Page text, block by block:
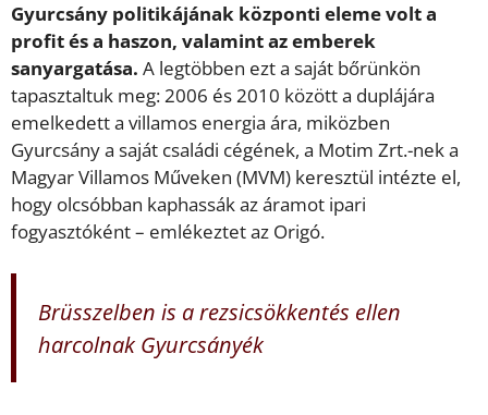
Gyurcsány politikájának központi eleme volt a
profit és a haszon, valamint az emberek
sanyargatása. A legtöbben ezt a saját bőrünkön
tapasztaltuk meg: 2006 és 2010 között a duplájára
emelkedett a villamos energia ára, miközben
Gyurcsány a saját családi cégének, a Motim Zrt.-nek a
Magyar Villamos Műveken (MVM) keresztül intézte el,
hogy olcsóbban kaphassák az áramot ipari
fogyasztóként – emlékeztet az Origó.
Brüsszelben is a rezsicsökkentés ellen
harcolnak Gyurcsányék